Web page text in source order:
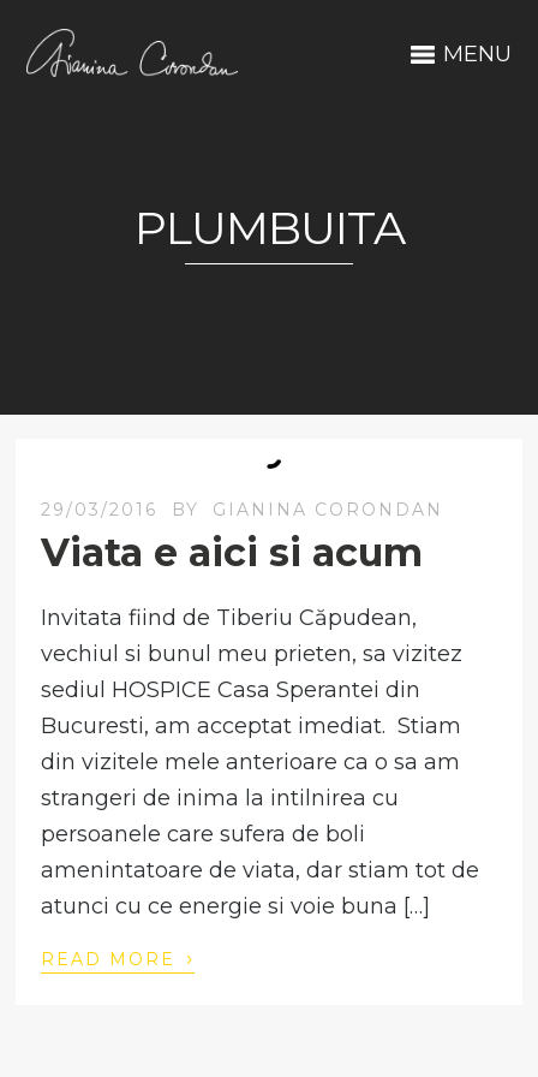
MENU
PLUMBUITA
29/03/2016 BY GIANINA CORONDAN
Viata e aici si acum
Invitata fiind de Tiberiu Căpudean,
vechiul si bunul meu prieten, sa vizitez
sediul HOSPICE Casa Sperantei din
Bucuresti, am acceptat imediat. Stiam
din vizitele mele anterioare ca o sa am
strangeri de inima la intilnirea cu
persoanele care sufera de boli
amenintatoare de viata, dar stiam tot de
atunci cu ce energie si voie buna […]
READ MORE ›